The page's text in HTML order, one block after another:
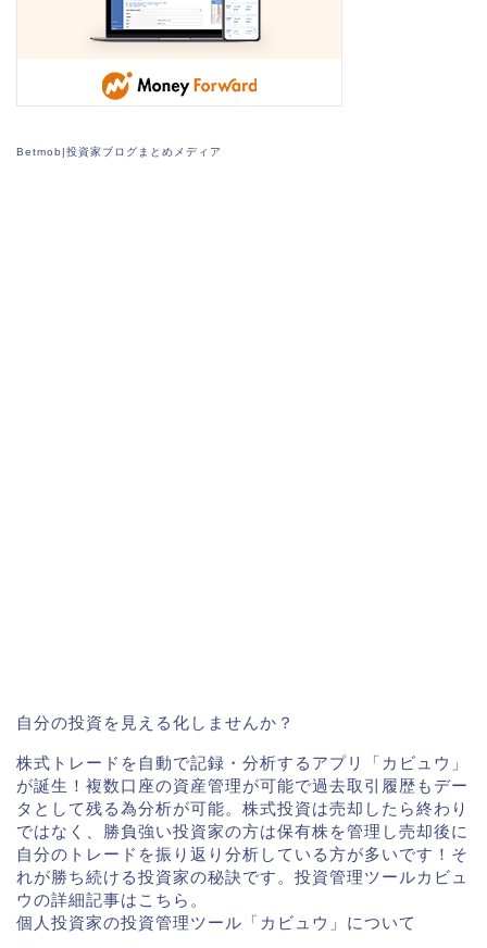
Betmob|投資家ブログまとめメディア
自分の投資を見える化しませんか？
株式トレードを自動で記録・分析するアプリ「カビュウ」
が誕生！複数口座の資産管理が可能で過去取引履歴もデー
タとして残る為分析が可能。株式投資は売却したら終わり
ではなく、勝負強い投資家の方は保有株を管理し売却後に
自分のトレードを振り返り分析している方が多いです！そ
れが勝ち続ける投資家の秘訣です。投資管理ツールカビュ
ウの詳細記事はこちら。
個人投資家の投資管理ツール「カビュウ」について